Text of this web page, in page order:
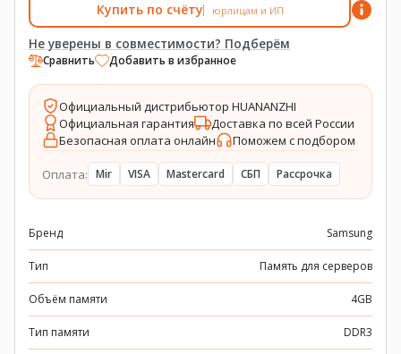
Купить по счёту юрлицам и ИП
Не уверены в совместимости? Подберём
Сравнить Добавить в избранное
Официальный дистрибьютор HUANANZHI
Официальная гарантия
Доставка по всей России
Безопасная оплата онлайн
Поможем с подбором
Оплата: Mir VISA Mastercard СБП Рассрочка
Бренд Samsung
Тип Память для серверов
Объём памяти 4GB
Тип памяти DDR3